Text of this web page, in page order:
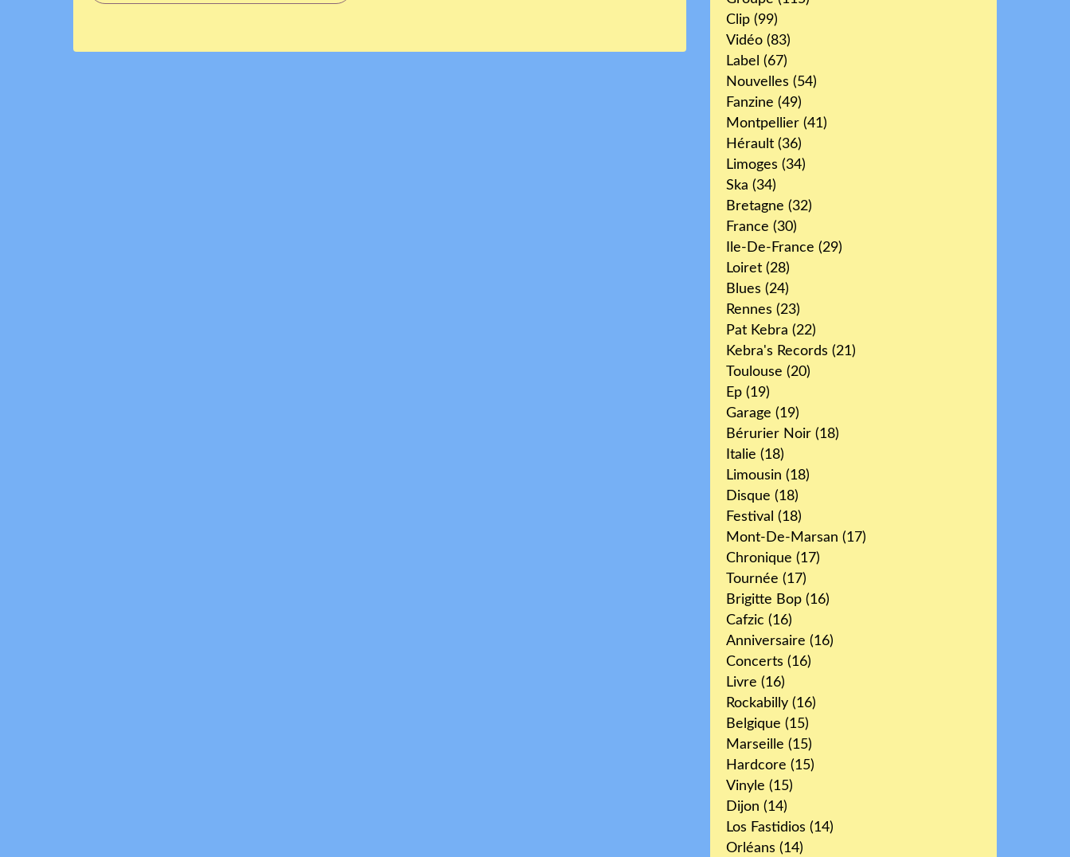
Clip (99)
Vidéo (83)
Label (67)
Nouvelles (54)
Fanzine (49)
Montpellier (41)
Hérault (36)
Limoges (34)
Ska (34)
Bretagne (32)
France (30)
Ile-De-France (29)
Loiret (28)
Blues (24)
Rennes (23)
Pat Kebra (22)
Kebra's Records (21)
Toulouse (20)
Ep (19)
Garage (19)
Bérurier Noir (18)
Italie (18)
Limousin (18)
Disque (18)
Festival (18)
Mont-De-Marsan (17)
Chronique (17)
Tournée (17)
Brigitte Bop (16)
Cafzic (16)
Anniversaire (16)
Concerts (16)
Livre (16)
Rockabilly (16)
Belgique (15)
Marseille (15)
Hardcore (15)
Vinyle (15)
Dijon (14)
Los Fastidios (14)
Orléans (14)